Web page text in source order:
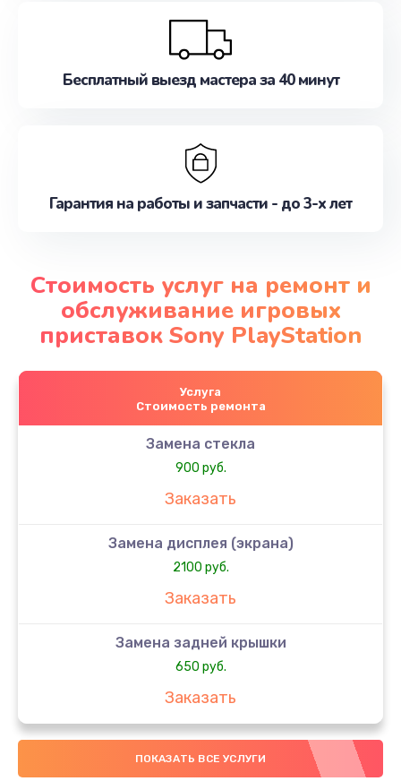
Бесплатный выезд мастера за 40 минут
Гарантия на работы и запчасти - до 3-х лет
Стоимость услуг на ремонт и
обслуживание игровых
приставок Sony PlayStation
Услуга
Стоимость ремонта
Замена стекла
900 руб.
Заказать
Замена дисплея (экрана)
2100 руб.
Заказать
Замена задней крышки
650 руб.
Заказать
Замена аккумулятора
4000 руб.
ПОКАЗАТЬ ВСЕ УСЛУГИ